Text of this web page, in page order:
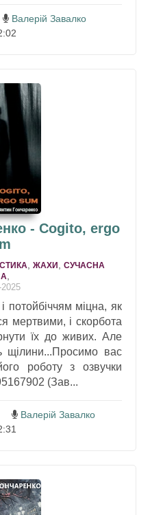
Валерій Завалко
- Cogito, ergo
ЖАХИ
СУЧАСНА
потойбіччям міцна, як
мертвими, і скорбота
їх до живих. Але
щілини...Просимо вас
роботу з озвучки
(Зав...
Валерій Завалко